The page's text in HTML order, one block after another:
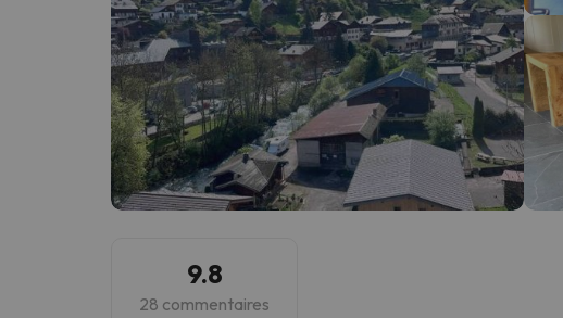
9.8
28 commentaires